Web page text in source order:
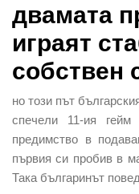
двамата
играят
собствен
но този път
спечели 11-ия
предимство в
първия си пробив в
Така българинът